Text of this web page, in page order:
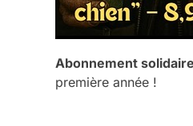
Abonnement solidaire
première année !